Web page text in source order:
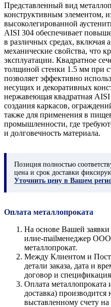
Представленный вид
конструктивным элементом,
высоколегированной
AISI 304 обеспечивает
в различных средах, включая
механические свойства, что
эксплуатации. Квадратное
толщиной стенки 1.5 мм при
позволяет эффективно
несущих и декоративных
нержавеющая квадратная
создания каркасов,
также для применения в
промышленности, где
и долговечность материала.
Позиция полностью
цена и срок доставки
Уточнить цену в Вашем
Оплата металлопроката
На основе Вашей заявки
илиe-mailменеджер
металлопрокат.
Между Клиентом и
детали заказа, дата и
договор и
Оплата металлопроката
доставка)
выставленному счету